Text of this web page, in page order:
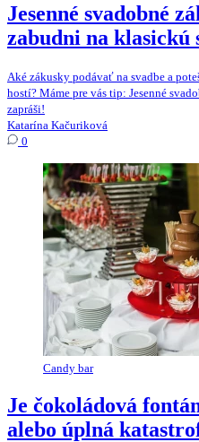
Jesenné svadobné
zabudni na klasickú
Aké zákusky podávať na svadbe a
hostí? Máme pre vás tip: Jesenné
zapráši!
Katarína Kačuriková
0
Candy bar
Je čokoládová
alebo úplná